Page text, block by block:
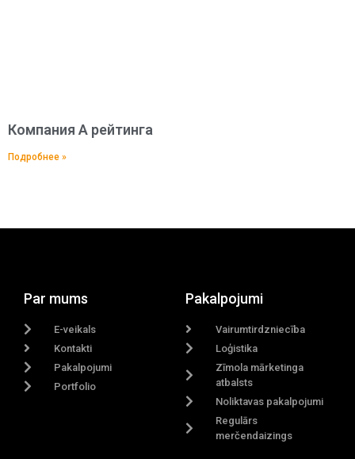
Компания A рейтингa
Подробнее »
Par mums
E-veikals
Kontakti
Pakalpojumi
Portfolio
Pakalpojumi
Vairumtirdzniecība
Loģistika
Zīmola mārketinga
atbalsts
Noliktavas pakalpojumi
Regulārs
merčendaizings